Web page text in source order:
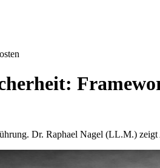
Dr. Raphael Nagel (LL.M.)